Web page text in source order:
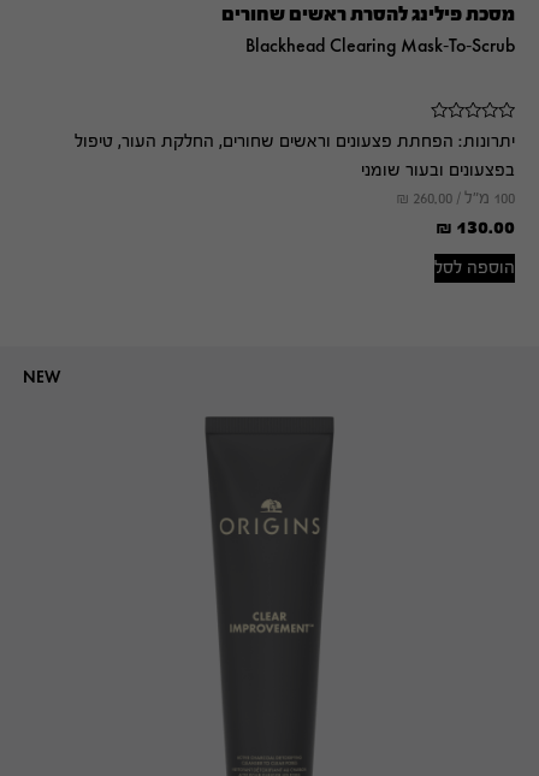
מסכת פילינג להסרת ראשים שחורים
Blackhead Clearing Mask-To-Scrub
יתרונות: הפחתת פצעונים וראשים שחורים, החלקת העור, טיפול
בפצעונים ובעור שומני
100 מ"ל / ₪ 260.00
₪ 130.00
הוספה לסל
NEW